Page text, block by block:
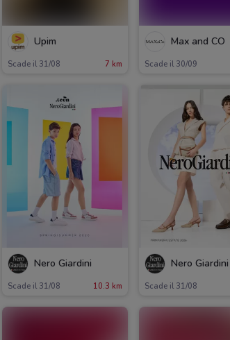
Upim
Scade il 31/08 7 km
Max and CO
Scade il 30/09
Nero Giardini
Scade il 31/08 10.3 km
Nero Giardini
Scade il 31/08